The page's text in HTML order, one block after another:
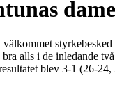
alls i de inledande
blev 3-1 (26-